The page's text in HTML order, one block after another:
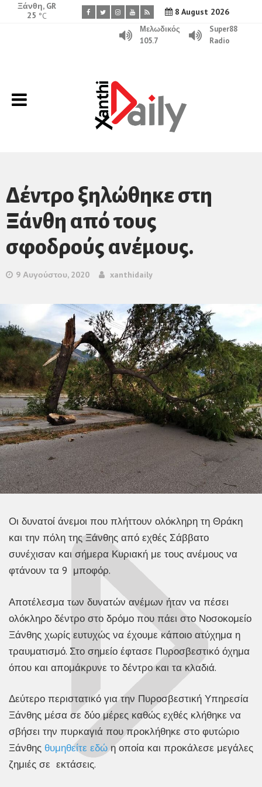
8 August 2026
Ξάνθη, GR
25 °C
Μελωδικός
105.7
Super88
Radio
Δέντρο ξηλώθηκε στη
Ξάνθη από τους
σφοδρούς ανέμους.
9 Αυγούστου, 2020 xanthidaily
Οι δυνατοί άνεμοι που πλήττουν ολόκληρη τη Θράκη
και την πόλη της Ξάνθης από εχθές Σάββατο
συνέχισαν και σήμερα Κυριακή με τους ανέμους να
φτάνουν τα 9 μποφόρ.
Αποτέλεσμα των δυνατών ανέμων ήταν να πέσει
ολόκληρο δέντρο στο δρόμο που πάει στο Νοσοκομείο
Ξάνθης χωρίς ευτυχώς να έχουμε κάποιο ατύχημα η
τραυματισμό. Στο σημείο έφτασε Πυροσβεστικό όχημα
όπου και απομάκρυνε το δέντρο και τα κλαδιά.
Δεύτερο περιστατικό για την Πυροσβεστική Υπηρεσία
Ξάνθης μέσα σε δύο μέρες καθώς εχθές κλήθηκε να
σβήσει την πυρκαγιά που προκλήθηκε στο φυτώριο
Ξάνθης θυμηθείτε εδώη οποία και προκάλεσε μεγάλες
ζημιές σε εκτάσεις.